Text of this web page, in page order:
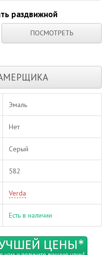
раздвижной
ПОСМОТРЕТЬ
Эмаль
Нет
Серый
582
Verda
Есть в наличии